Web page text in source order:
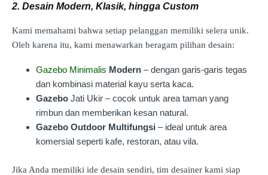
2. Desain Modern, Klasik, hingga Custom
Kami memahami bahwa setiap pelanggan memiliki selera unik.
Oleh karena itu, kami menawarkan beragam pilihan desain:
Gazebo Minimalis Modern – dengan garis-garis tegas
dan kombinasi material kayu serta kaca.
Gazebo Jati Ukir – cocok untuk area taman yang
rimbun dan memberikan kesan natural.
Gazebo Outdoor Multifungsi – ideal untuk area
komersial seperti kafe, restoran, atau vila.
Jika Anda memiliki ide desain sendiri, tim desainer kami siap